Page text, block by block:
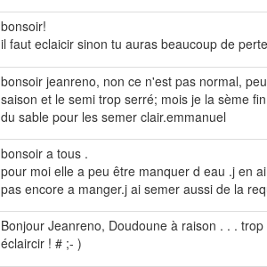
bonsoir!
il faut eclaicir sinon tu auras beaucoup de
bonsoir jeanreno, non ce n'est pas normal,
saison et le semi trop serré; mois je la sème
du sable pour les semer clair.emmanuel
bonsoir a tous .
pour moi elle a peu être manquer d eau .j en
pas encore a manger.j ai semer aussi de la
Bonjour Jeanreno, Doudoune à raison . . .
éclaircir ! # ;- )